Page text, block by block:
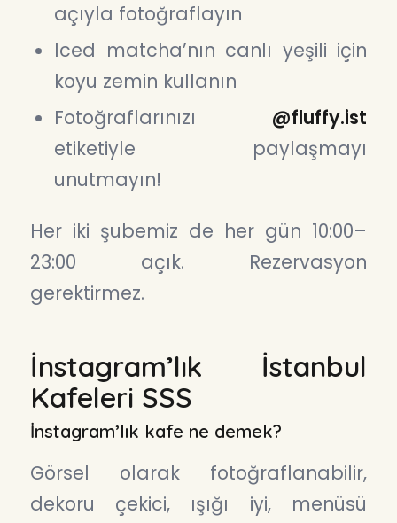
açıyla fotoğraflayın
Iced matcha’nın canlı yeşili için
koyu zemin kullanın
Fotoğraflarınızı @fluffy.ist
etiketiyle paylaşmayı
unutmayın!
Her iki şubemiz de her gün 10:00–
23:00 açık. Rezervasyon
gerektirmez.
İnstagram’lık İstanbul
Kafeleri SSS
İnstagram’lık kafe ne demek?
Görsel olarak fotoğraflanabilir,
dekoru çekici, ışığı iyi, menüsü